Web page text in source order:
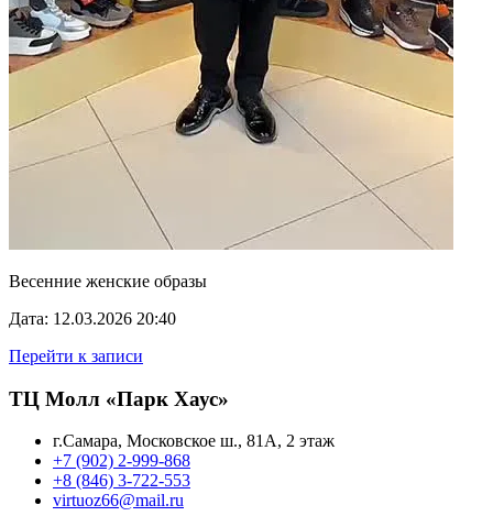
Весенние женские образы
Дата: 12.03.2026 20:40
Перейти к записи
ТЦ Молл «Парк Хаус»
г.Самара, Московское ш., 81А, 2 этаж
+7 (902) 2-999-868
+8 (846) 3-722-553
virtuoz66@mail.ru